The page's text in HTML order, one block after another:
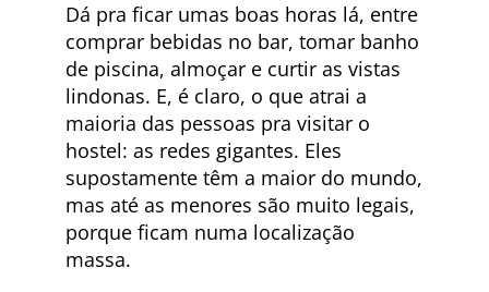
Dá pra ficar umas boas horas lá, entre
comprar bebidas no bar, tomar banho
de piscina, almoçar e curtir as vistas
lindonas. E, é claro, o que atrai a
maioria das pessoas pra visitar o
hostel: as redes gigantes. Eles
supostamente têm a maior do mundo,
mas até as menores são muito legais,
porque ficam numa localização
massa.